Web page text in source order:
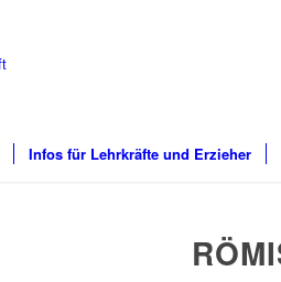
Infos für Lehrkräfte und Erzieher